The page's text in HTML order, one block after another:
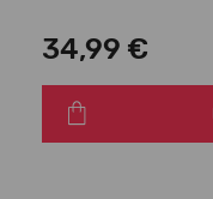
34,99 €